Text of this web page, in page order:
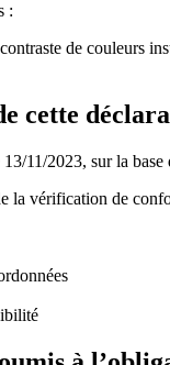
:
de couleurs
cette
11/2023, sur la
la vérification de